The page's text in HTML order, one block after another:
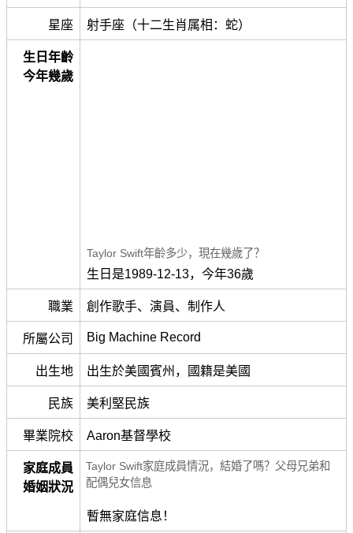
星座 射手座（十二生肖属相：蛇）
生日年齡
今年幾歲
Taylor Swift年齡多少，現在幾歲了？
生日是1989-12-13，今年36歲
職業 創作歌手、演員、制作人
所屬公司 Big Machine Record
出生地 出生於美國賓州，國籍是美國
民族 美利堅民族
畢業院校 Aaron基督學校
家庭成員
婚姻狀況
Taylor Swift家庭成員情況，結婚了嗎？父母兄弟和
配偶兒女信息
暫無家庭信息！